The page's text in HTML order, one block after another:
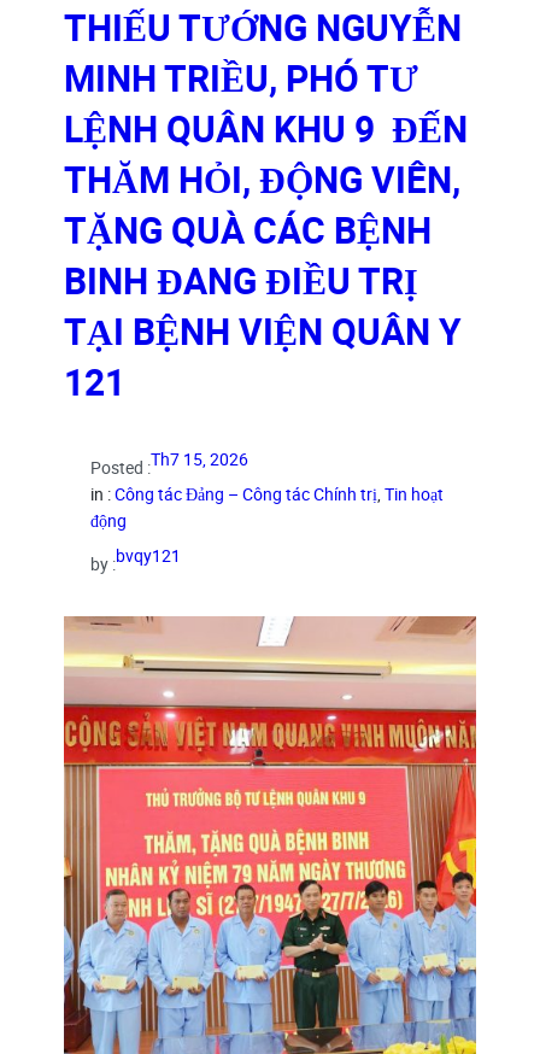
THIẾU TƯỚNG NGUYỄN
MINH TRIỀU, PHÓ TƯ
LỆNH QUÂN KHU 9 ĐẾN
THĂM HỎI, ĐỘNG VIÊN,
TẶNG QUÀ CÁC BỆNH
BINH ĐANG ĐIỀU TRỊ
TẠI BỆNH VIỆN QUÂN Y
121
Posted :Th7 15, 2026
in :Công tác Đảng – Công tác Chính trị , Tin hoạt
động
by :bvqy121